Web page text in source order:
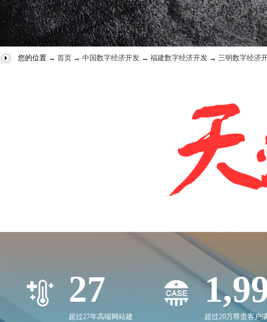
您的位置 → 首页 → 中国数字经济开发 → 福建数字经济开发 → 三明数字经济
27
超过27年高端网站建
超过20万尊贵客户